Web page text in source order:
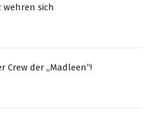
wehren sich
Crew der „Madleen“!